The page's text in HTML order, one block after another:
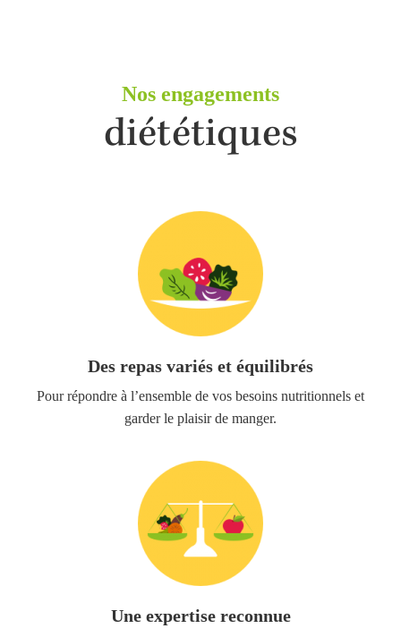
Nos engagements
diététiques
Des repas variés et équilibrés
Pour répondre à l’ensemble de vos besoins nutritionnels et
garder le plaisir de manger.
Une expertise reconnue